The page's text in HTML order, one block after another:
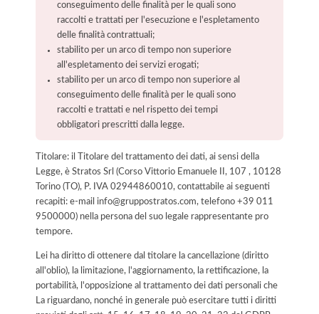
conseguimento delle finalità per le quali sono
raccolti e trattati per l'esecuzione e l'espletamento
delle finalità contrattuali;
stabilito per un arco di tempo non superiore
all'espletamento dei servizi erogati;
stabilito per un arco di tempo non superiore al
conseguimento delle finalità per le quali sono
raccolti e trattati e nel rispetto dei tempi
obbligatori prescritti dalla legge.
Titolare: il Titolare del trattamento dei dati, ai sensi della
Legge, è Stratos Srl (Corso Vittorio Emanuele II, 107 , 10128
Torino (TO), P. IVA 02944860010, contattabile ai seguenti
recapiti: e-mail info@gruppostratos.com, telefono +39 011
9500000) nella persona del suo legale rappresentante pro
tempore.
Lei ha diritto di ottenere dal titolare la cancellazione (diritto
all'oblio), la limitazione, l'aggiornamento, la rettificazione, la
portabilità, l'opposizione al trattamento dei dati personali che
La riguardano, nonché in generale può esercitare tutti i diritti